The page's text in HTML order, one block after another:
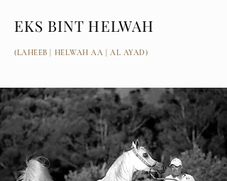
EKS BINT HELWAH
(LAHEEB | HELWAH AA | AL AYAD)